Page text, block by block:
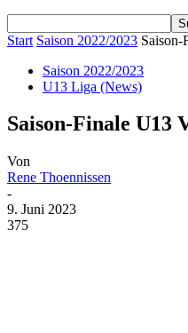
Start Saison 2022/2023 Saison-
Saison 2022/2023
U13 Liga (News)
Saison-Finale U13
Von
Rene Thoennissen
-
9. Juni 2023
375